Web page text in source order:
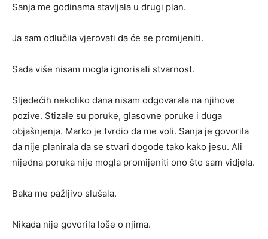
Sanja me godinama stavljala u drugi plan.
Ja sam odlučila vjerovati da će se promijeniti.
Sada više nisam mogla ignorisati stvarnost.
Sljedećih nekoliko dana nisam odgovarala na njihove
pozive. Stizale su poruke, glasovne poruke i duga
objašnjenja. Marko je tvrdio da me voli. Sanja je govorila
da nije planirala da se stvari dogode tako kako jesu. Ali
nijedna poruka nije mogla promijeniti ono što sam vidjela.
Baka me pažljivo slušala.
Nikada nije govorila loše o njima.